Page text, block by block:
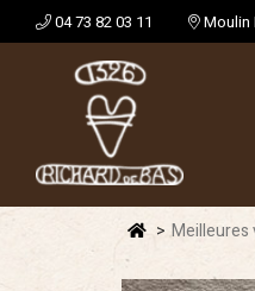
Meilleures
04 73 82 03 11 Moulin